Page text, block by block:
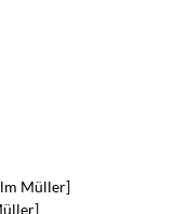
Müller]